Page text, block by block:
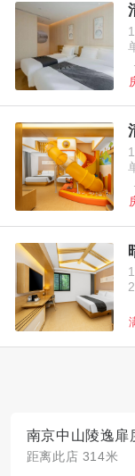
南京中山陵逸扉
距离此店 314米